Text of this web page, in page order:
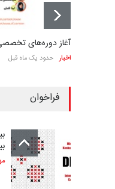
آغاز دوره‌های
اخبار حدود یک ماه قبل
فراخوان